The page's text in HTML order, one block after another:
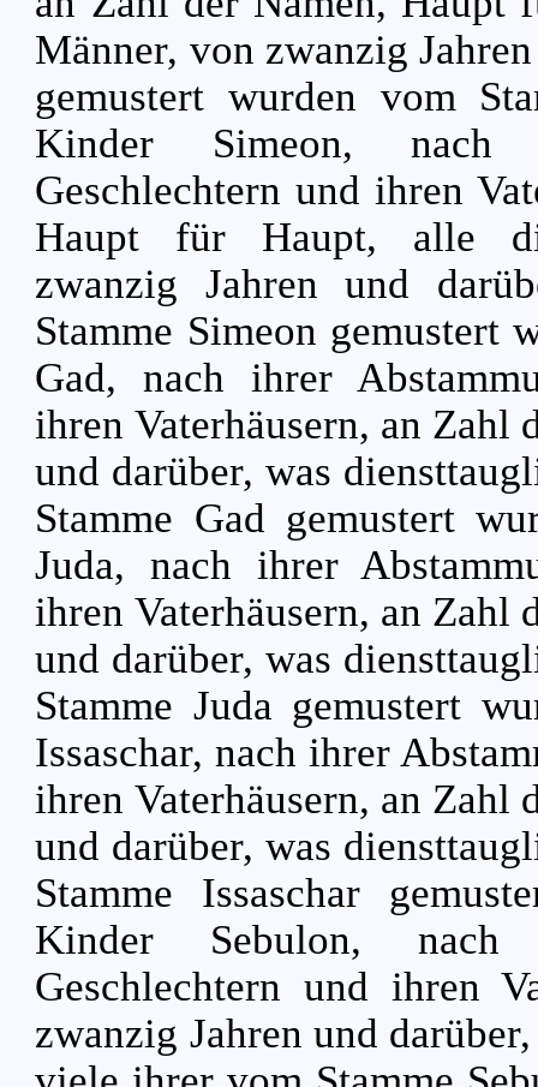
Männer, von zwanzig
gemustert wurden vom
Kinder Simeon, nach
Geschlechtern und ihren
Haupt für Haupt, alle
zwanzig Jahren und
Stamme Simeon gemustert
Gad, nach ihrer
ihren Vaterhäusern, an Zahl
und darüber, was
Stamme Gad gemustert
Juda, nach ihrer
ihren Vaterhäusern, an Zahl
und darüber, was
Stamme Juda gemustert
Issaschar, nach ihrer
ihren Vaterhäusern, an Zahl
und darüber, was
Stamme Issaschar
Kinder Sebulon, nach
Geschlechtern und ihren
zwanzig Jahren und